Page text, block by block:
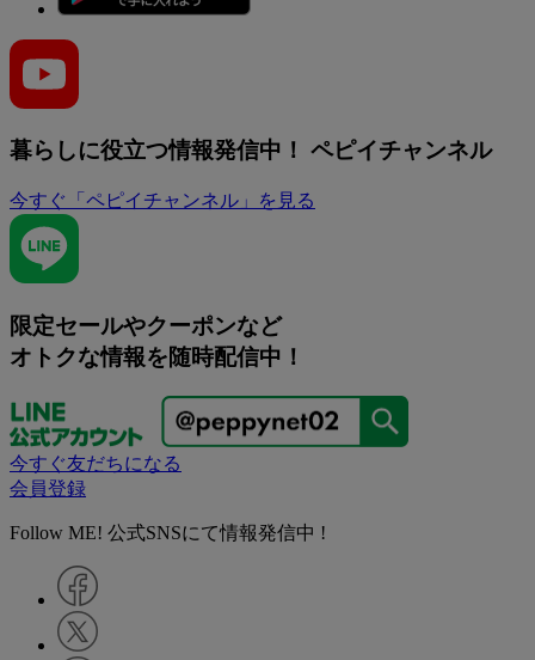
暮らしに役立つ情報発信中！ ペピイチャンネル
今すぐ「ペピイチャンネル」を見る
限定セールやクーポンなど
オトクな情報を随時配信中！
今すぐ友だちになる
会員登録
Follow ME! 公式SNSにて情報発信中 !